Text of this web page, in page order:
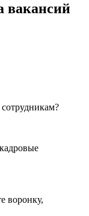
вакансий
воронку,